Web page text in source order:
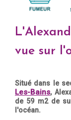
vue sur
Situé dans le
Les-Bains,
de 59 m2 de
l'océan.